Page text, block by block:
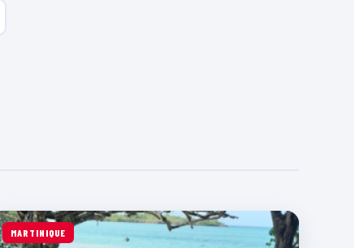
MARTINIQUE